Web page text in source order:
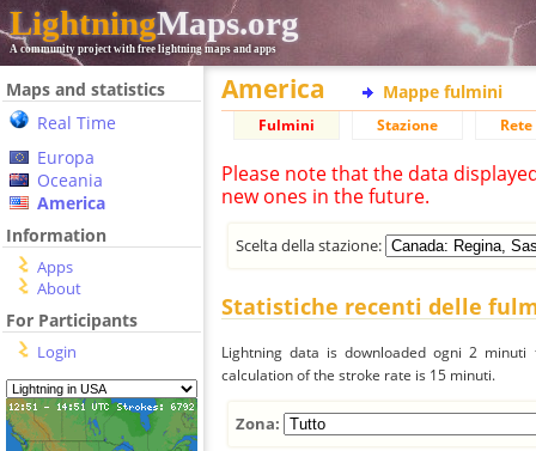
LightningMaps.org
A community project with free lightning maps and apps
Maps and statistics
Real Time
Europa
Oceania
America
Information
Apps
About
For Participants
Login
America Mappe fulmini
Fulmini Stazione
Please note that the data
new ones in the future.
Scelta della stazione:
Statistiche recenti delle
Lightning data is downloaded ogni 2
calculation of the stroke rate is 15 minuti.
Zona: